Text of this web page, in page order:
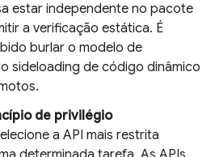
estar independente no pacote
a verificação estática. É
burlar o modelo de
sideloading de código dinâmico
de privilégio
a API mais restrita